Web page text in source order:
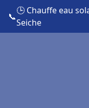
📞
🕒 Chauffe eau
Seiche